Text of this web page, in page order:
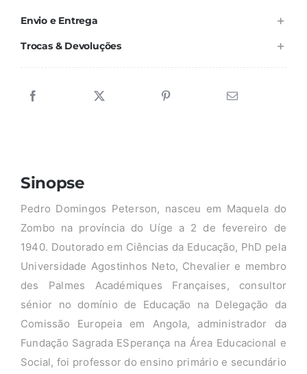
Envio e Entrega
Trocas & Devoluções
Sinopse
Pedro Domingos Peterson, nasceu em Maquela do
Zombo na província do Uíge a 2 de fevereiro de
1940. Doutorado em Ciências da Educação, PhD pela
Universidade Agostinhos Neto, Chevalier e membro
des Palmes Académiques Françaises, consultor
sénior no domínio de Educação na Delegação da
Comissão Europeia em Angola, administrador da
Fundação Sagrada ESperança na Área Educacional e
Social, foi professor do ensino primário e secundário